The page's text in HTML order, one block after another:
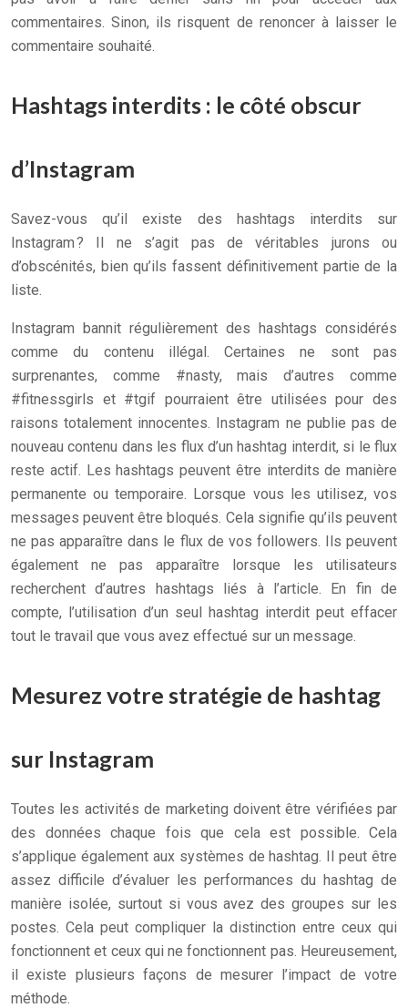
commentaires. Sinon, ils risquent de renoncer à laisser le
commentaire souhaité.
Hashtags interdits : le côté obscur
d’Instagram
Savez-vous qu’il existe des hashtags interdits sur
Instagram ? Il ne s’agit pas de véritables jurons ou
d’obscénités, bien qu’ils fassent définitivement partie de la
liste.
Instagram bannit régulièrement des hashtags considérés
comme du contenu illégal. Certaines ne sont pas
surprenantes, comme #nasty, mais d’autres comme
#fitnessgirls et #tgif pourraient être utilisées pour des
raisons totalement innocentes. Instagram ne publie pas de
nouveau contenu dans les flux d’un hashtag interdit, si le flux
reste actif. Les hashtags peuvent être interdits de manière
permanente ou temporaire. Lorsque vous les utilisez, vos
messages peuvent être bloqués. Cela signifie qu’ils peuvent
ne pas apparaître dans le flux de vos followers. Ils peuvent
également ne pas apparaître lorsque les utilisateurs
recherchent d’autres hashtags liés à l’article. En fin de
compte, l’utilisation d’un seul hashtag interdit peut effacer
tout le travail que vous avez effectué sur un message.
Mesurez votre stratégie de hashtag
sur Instagram
Toutes les activités de marketing doivent être vérifiées par
des données chaque fois que cela est possible. Cela
s’applique également aux systèmes de hashtag. Il peut être
assez difficile d’évaluer les performances du hashtag de
manière isolée, surtout si vous avez des groupes sur les
postes. Cela peut compliquer la distinction entre ceux qui
fonctionnent et ceux qui ne fonctionnent pas. Heureusement,
il existe plusieurs façons de mesurer l’impact de votre
méthode.